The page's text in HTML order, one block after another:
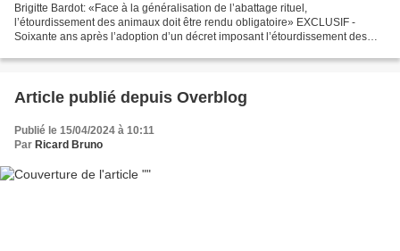
Brigitte Bardot: «Face à la généralisation de l’abattage rituel,
l’étourdissement des animaux doit être rendu obligatoire» EXCLUSIF -
Soixante ans après l’adoption d’un décret imposant l’étourdissement des
Article publié depuis Overblog
Publié le 15/04/2024 à 10:11
Par Ricard Bruno